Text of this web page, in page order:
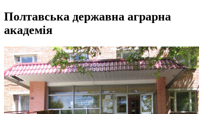
Полтавська державна аграрна
академія